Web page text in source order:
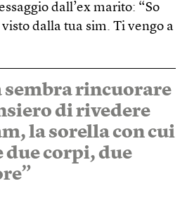
dall’ex marito: “So
visto dalla tua sim. Ti vengo a
sembra rincuorare
di rivedere
la sorella con cui
due corpi, due